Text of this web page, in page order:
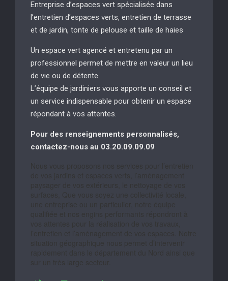
Entreprise d’espaces vert spécialisée dans
l’entretien d’espaces verts, entretien de terrasse
et de jardin, tonte de pelouse et taille de haies
Un espace vert agencé et entretenu par un
professionnel permet de mettre en valeur un lieu
de vie ou de détente.
L’équipe de jardiniers vous apporte un conseil et
un service indispensable pour obtenir un espace
répondant à vos attentes.
Pour des renseignements personnalisés,
contactez-nous au 03.20.09.09.09